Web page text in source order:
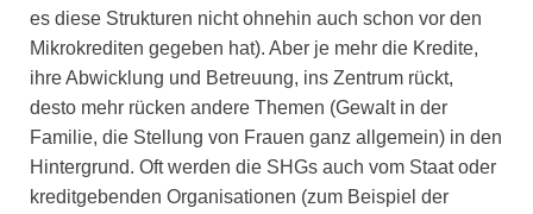
es diese Strukturen nicht ohnehin auch schon vor den
Mikrokrediten gegeben hat). Aber je mehr die Kredite,
ihre Abwicklung und Betreuung, ins Zentrum rückt,
desto mehr rücken andere Themen (Gewalt in der
Familie, die Stellung von Frauen ganz allgemein) in den
Hintergrund. Oft werden die SHGs auch vom Staat oder
kreditgebenden Organisationen (zum Beispiel der